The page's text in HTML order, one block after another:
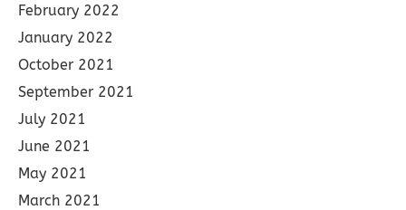
February 2022
January 2022
October 2021
September 2021
July 2021
June 2021
May 2021
March 2021